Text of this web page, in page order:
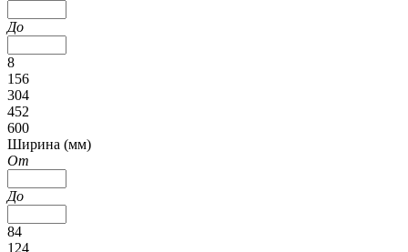
До
8
156
304
452
600
Ширина (мм)
От
До
84
124